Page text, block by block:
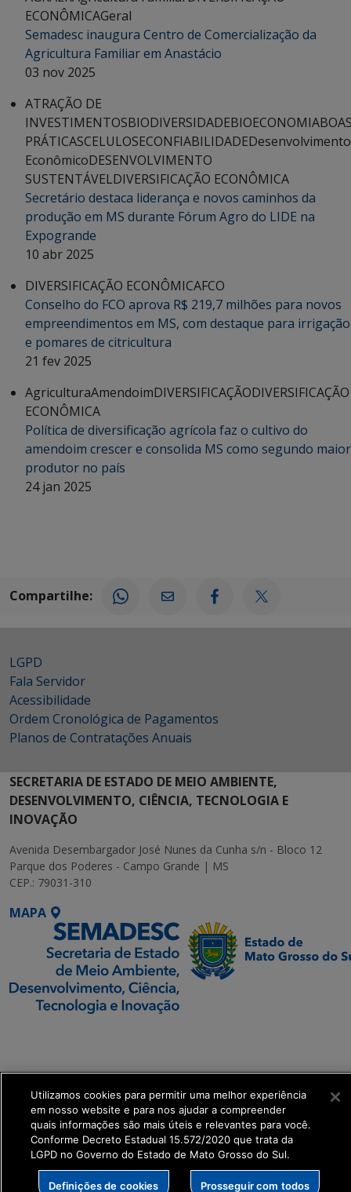
ECONÔMICAGeral
Semadesc inaugura Centro de Comercialização da
Agricultura Familiar em Anastácio
03 nov 2025
ATRAÇÃO DE
INVESTIMENTOSBIODIVERSIDADEBIOECONOMIA
PRÁTICASCELULOSECONFIABILIDADEDesenvolvimento
EconômicoDESENVOLVIMENTO
SUSTENTÁVELDIVERSIFICAÇÃO ECONÔMICA
Secretário destaca liderança e novos caminhos da
produção em MS durante Fórum Agro do LIDE na
Expogrande
10 abr 2025
DIVERSIFICAÇÃO ECONÔMICAFCO
Conselho do FCO aprova R$ 219,7 milhões para novos
empreendimentos em MS, com destaque para irrigação
e pomares de citricultura
21 fev 2025
AgriculturaAmendoimDIVERSIFICAÇÃODIVERSIFICAÇÃO
ECONÔMICA
Política de diversificação agrícola faz o cultivo do
amendoim crescer e consolida MS como segundo maior
produtor no país
24 jan 2025
Compartilhe:
LGPD
Fala Servidor
Acessibilidade
Ordem Cronológica de Pagamentos
Planos de Contratações Anuais
SECRETARIA DE ESTADO DE MEIO AMBIENTE,
DESENVOLVIMENTO, CIÊNCIA, TECNOLOGIA E
INOVAÇÃO
Avenida Desembargador José Nunes da Cunha s/n - Bloco 12
Parque dos Poderes - Campo Grande | MS
CEP.: 79031-310
MAPA
Transformação Digital
get_footer();
Utilizamos cookies para permitir uma melhor experiência
em nosso website e para nos ajudar a compreender
quais informações são mais úteis e relevantes para você.
Conforme Decreto Estadual 15.572/2020 que trata da
LGPD no Governo do Estado de Mato Grosso do Sul.
Definições de cookies Prosseguir com todos